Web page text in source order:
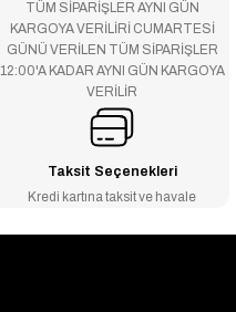
TÜM SİPARİŞLER AYNI GÜN
KARGOYA VERİLİRİ CUMARTESİ
GÜNÜ VERİLEN TÜM SİPARİŞLER
12:00'A KADAR AYNI GÜN KARGOYA
VERİLİR
Taksit Seçenekleri
Kredi kartına taksit ve havale